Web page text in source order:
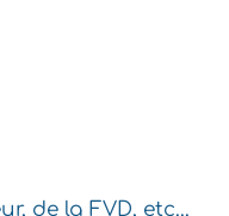
de la FVD, etc...